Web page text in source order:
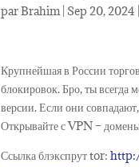
parBrahim| Sep 20, 2024
Крупнейшая в России
блокировок. Бро, ты
версии. Если они
Открывайте с VPN –
Ссылка блэкспрут tor: